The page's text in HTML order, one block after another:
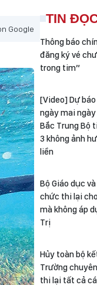
Google
TIN
Thông báo
đăng ký vé
trong tim”
[Video] Dự
ngày mai
Bắc Trung Bộ
3 không ảnh
liền
Bộ Giáo dục
chức thi lại
mà không áp
Trị
Hủy toàn bộ
Trường
thi lại tất cả